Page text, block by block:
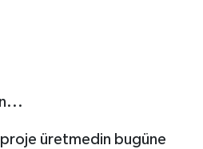
üretmedin bugüne